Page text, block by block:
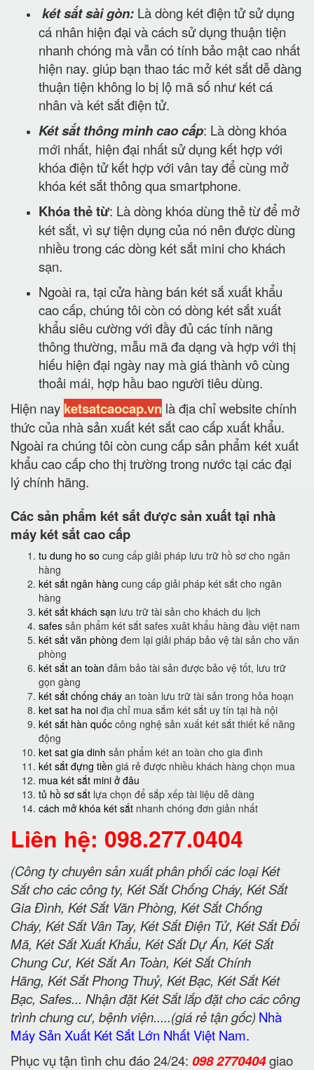
két sắt sài gòn: Là dòng két điện tử sử dụng
cá nhân hiện đại và cách sử dụng thuận tiện
nhanh chóng mà vẫn có tính bảo mật cao nhất
hiện nay. giúp bạn thao tác mở két sắt dễ dàng
thuận tiện không lo bị lộ mã số như két cá
nhân và két sắt điện tử.
Két sắt thông minh cao cấp: Là dòng khóa
mới nhất, hiện đại nhất sử dụng kết hợp với
khóa điện tử kết hợp với vân tay để cùng mở
khóa két sắt thông qua smartphone.
Khóa thẻ từ: Là dòng khóa dùng thẻ từ để mở
két sắt, vì sự tiện dụng của nó nên được dùng
nhiều trong các dòng két sắt mini cho khách
sạn.
Ngoài ra, tại cửa hàng bán két sắ xuất khẩu
cao cấp, chúng tôi còn có dòng két sắt xuất
khẩu siêu cường với đầy đủ các tính năng
thông thường, mẫu mã đa dạng và hợp với thị
hiếu hiện đại ngày nay mà giá thành vô cùng
thoải mái, hợp hầu bao người tiêu dùng.
Hiện nay ketsatcaocap.vn là địa chỉ website chính
thức của nhà sản xuất két sắt cao cấp xuất khẩu.
Ngoài ra chúng tôi còn cung cấp sản phẩm két xuất
khẩu cao cấp cho thị trường trong nước tại các đại
lý chính hãng.
Các sản phẩm két sắt được sản xuất tại nhà
máy két sắt cao cấp
tu dung ho so cung cấp giải pháp lưu trữ hồ sơ cho ngân
hàng
két sắt ngân hàng cung cấp giải pháp két sắt cho ngân
hàng
két sắt khách sạn lưu trữ tài sản cho khách du lịch
safes sản phẩm két sắt safes xuât khẩu hàng đầu việt nam
két sắt văn phòng đem lại giải pháp bảo vệ tài sản cho văn
phòng
két sắt an toàn đảm bảo tài sản được bảo vệ tốt, lưu trữ
gọn gàng
két sắt chống cháy an toàn lưu trữ tài sản trong hỏa hoạn
ket sat ha noi địa chỉ mua sắm két sắt uy tín tại hà nội
két sắt hàn quốc công nghệ sản xuất két sắt thiết kế năng
động
ket sat gia dinh sản phẩm két an toàn cho gia đình
két sắt đựng tiền giá rẻ được nhiều khách hàng chọn mua
mua két sắt mini ở đâu
tủ hồ sơ sắt lựa chọn để sắp xếp tài liệu dễ dàng
cách mở khóa két sắt nhanh chóng đơn giản nhất
Liên hệ: 098.277.0404
(Công ty chuyên sản xuất phân phối các loại Két
Sắt cho các công ty, Két Sắt Chống Cháy, Két Sắt
Gia Đình, Két Sắt Văn Phòng, Két Sắt Chống
Cháy, Két Sắt Vân Tay, Két Sắt Điện Tử, Két Sắt Đổi
Mã, Két Sắt Xuất Khẩu, Két Sắt Dự Án, Két Sắt
Chung Cư, Két Sắt An Toàn, Két Sắt Chính
Hãng, Két Sắt Phong Thuỷ, Két Bạc, Két Sắt Két
Bạc, Safes... Nhận đặt Két Sắt lắp đặt cho các công
trình chung cư, bệnh viện.....(giá rẻ tận gốc) Nhà
Máy Sản Xuất Két Sắt Lớn Nhất Việt Nam.
Phục vụ tận tình chu đáo 24/24: 098 2770404giao